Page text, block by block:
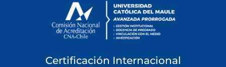
Certificación Internacional